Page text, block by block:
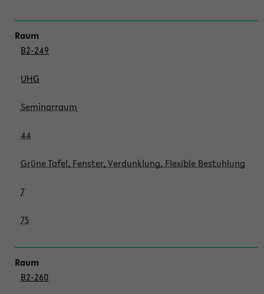
B2-249
UHG
Seminarraum
44
Grüne Tafel, Fenster, Verdunklung, Flexible Bestuhlung
7
75
B2-260